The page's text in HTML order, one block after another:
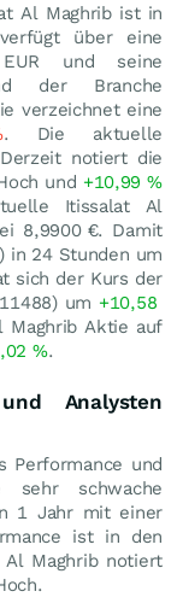
Al Maghrib ist in
über eine
EUR und seine
der Branche
verzeichnet eine
. Die aktuelle
notiert die
und +10,99%
Itissalat Al
8,9900 €. Damit
in 24 Stunden um
sich der Kurs der
um +10,58
Aktie auf
%.
Analysten
Performance und
schwache
1 Jahr mit einer
ist in den
Maghrib notiert